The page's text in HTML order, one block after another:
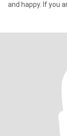
and happy. If you